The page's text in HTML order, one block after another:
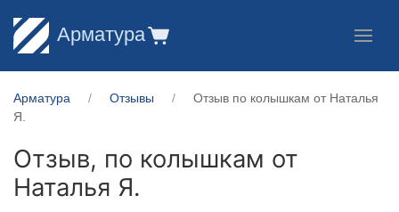
Арматура
Арматура Отзывы
Отзыв по колышкам от Наталья
Я.
Отзыв, по колышкам от
Наталья Я.